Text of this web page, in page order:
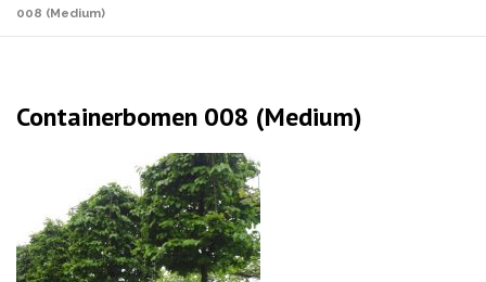
008 (Medium)
Containerbomen 008 (Medium)